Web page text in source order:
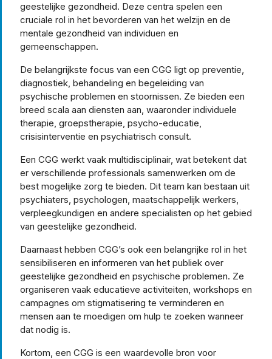
geestelijke gezondheid. Deze centra spelen een
cruciale rol in het bevorderen van het welzijn en de
mentale gezondheid van individuen en
gemeenschappen.
De belangrijkste focus van een CGG ligt op preventie,
diagnostiek, behandeling en begeleiding van
psychische problemen en stoornissen. Ze bieden een
breed scala aan diensten aan, waaronder individuele
therapie, groepstherapie, psycho-educatie,
crisisinterventie en psychiatrisch consult.
Een CGG werkt vaak multidisciplinair, wat betekent dat
er verschillende professionals samenwerken om de
best mogelijke zorg te bieden. Dit team kan bestaan uit
psychiaters, psychologen, maatschappelijk werkers,
verpleegkundigen en andere specialisten op het gebied
van geestelijke gezondheid.
Daarnaast hebben CGG’s ook een belangrijke rol in het
sensibiliseren en informeren van het publiek over
geestelijke gezondheid en psychische problemen. Ze
organiseren vaak educatieve activiteiten, workshops en
campagnes om stigmatisering te verminderen en
mensen aan te moedigen om hulp te zoeken wanneer
dat nodig is.
Kortom, een CGG is een waardevolle bron voor